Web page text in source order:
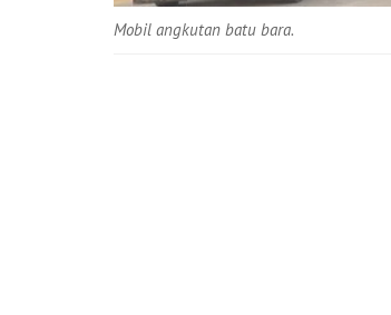
Mobil angkutan batu bara.